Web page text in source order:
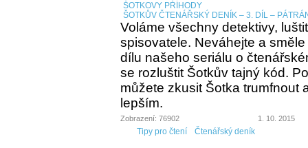
ŠOTKOVY PŘÍHODY
ŠOTKŮV ČTENÁŘSKÝ DENÍK – 3. DÍL –
Voláme všechny detektivy,
spisovatele. Neváhejte a
dílu našeho seriálu o
se rozluštit Šotkův tajný kód.
můžete zkusit Šotka trumfnout
lepším.
Zobrazení: 76902 1. 10. 2015
Tipy pro čtení Čtenářský deník